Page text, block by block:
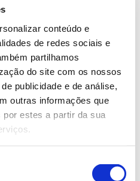
conteúdo e
de redes sociais e
partilhamos
do site com os nossos
publicidade e de análise,
outras informações que
estes a partir da sua
sejam inéditas. O
termina a 30 de
espécies em risco: